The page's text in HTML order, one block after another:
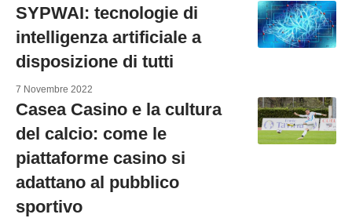
SYPWAI: tecnologie di
intelligenza artificiale a
disposizione di tutti
7 Novembre 2022
Casea Casino e la cultura
del calcio: come le
piattaforme casino si
adattano al pubblico
sportivo